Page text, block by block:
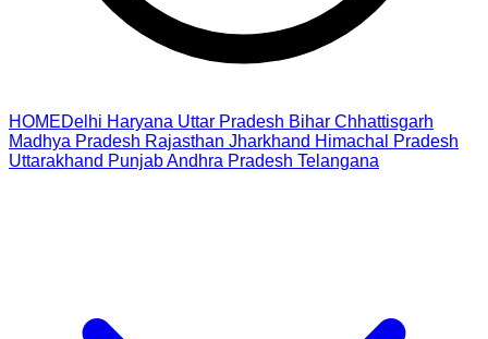
HOMEDelhi Haryana Uttar Pradesh Bihar Chhattisgarh
Madhya Pradesh Rajasthan Jharkhand Himachal Pradesh
Uttarakhand PunjabAndhra Pradesh Telangana